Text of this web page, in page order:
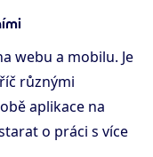
webu a mobilu. Je
různými
aplikace na
o práci s více